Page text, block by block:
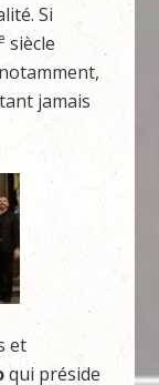
Si
e siècle
jamais
et
qui préside